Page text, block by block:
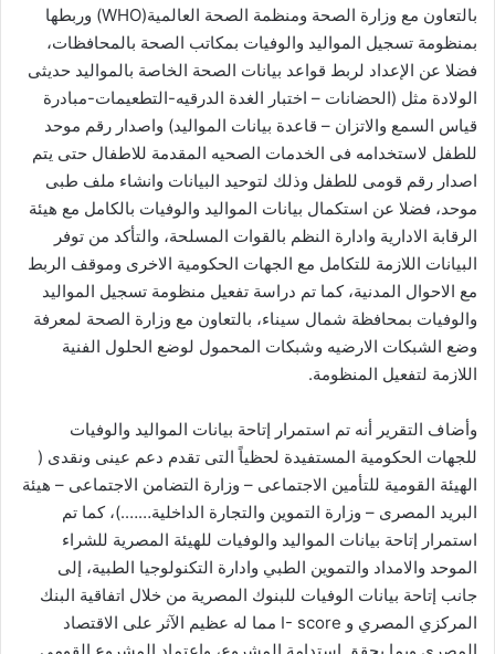
بالتعاون مع وزارة الصحة ومنظمة الصحة العالمية(WHO) وربطها
بمنظومة تسجيل المواليد والوفيات بمكاتب الصحة بالمحافظات،
فضلا عن الإعداد لربط قواعد بيانات الصحة الخاصة بالمواليد حديثى
الولادة مثل (الحضانات – اختبار الغدة الدرقيه-التطعيمات-مبادرة
قياس السمع والاتزان – قاعدة بيانات المواليد) واصدار رقم موحد
للطفل لاستخدامه فى الخدمات الصحيه المقدمة للاطفال حتى يتم
اصدار رقم قومى للطفل وذلك لتوحيد البيانات وانشاء ملف طبى
موحد، فضلا عن استكمال بيانات المواليد والوفيات بالكامل مع هيئة
الرقابة الادارية وادارة النظم بالقوات المسلحة، والتأكد من توفر
البيانات اللازمة للتكامل مع الجهات الحكومية الاخرى وموقف الربط
مع الاحوال المدنية، كما تم دراسة تفعيل منظومة تسجيل المواليد
والوفيات بمحافظة شمال سيناء، بالتعاون مع وزارة الصحة لمعرفة
وضع الشبكات الارضيه وشبكات المحمول لوضع الحلول الفنية
اللازمة لتفعيل المنظومة.
وأضاف التقرير أنه تم استمرار إتاحة بيانات المواليد والوفيات
للجهات الحكومية المستفيدة لحظياً التى تقدم دعم عينى ونقدى (
الهيئة القومية للتأمين الاجتماعى – وزارة التضامن الاجتماعى – هيئة
البريد المصرى – وزارة التموين والتجارة الداخلية…….)، كما تم
استمرار إتاحة بيانات المواليد والوفيات للهيئة المصرية للشراء
الموحد والامداد والتموين الطبي وادارة التكنولوجيا الطبية، إلى
جانب إتاحة بيانات الوفيات للبنوك المصرية من خلال اتفاقية البنك
المركزي المصري و I- score مما له عظيم الآثر على الاقتصاد
المصري وبما يحقق استدامة المشروع، واعتماد المشروع القومى